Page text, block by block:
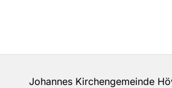
Johannes